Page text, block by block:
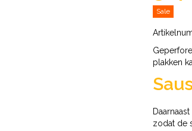
Sale
plakken
zodat de